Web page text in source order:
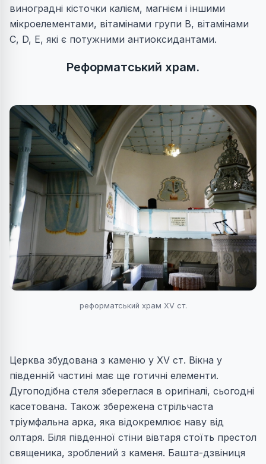
виноградні кісточки калієм, магнієм і іншими
мікроелементами, вітамінами групи В, вітамінами
С, D, Е, які є потужними антиоксидантами.
Реформатський храм.
реформатський храм ХV ст.
Церква збудована з каменю у XV ст. Вікна у
південній частині має ще готичні елементи.
Дугоподібна стеля збереглася в оригіналі, сьогодні
касетована. Також збережена стрільчаста
тріумфальна арка, яка відокремлює наву від
олтаря. Біля південної стіни вівтаря стоїть престол
священика, зроблений з каменя. Башта-дзвіниця